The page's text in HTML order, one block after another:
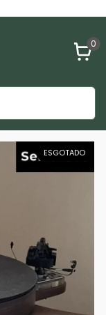
0
ESGOTADO